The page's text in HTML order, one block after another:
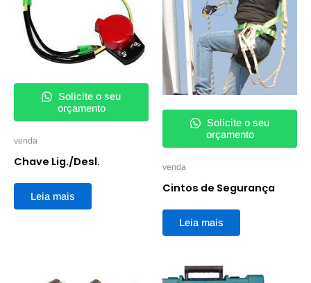
Solicite o seu
orçamento
venda
Chave Lig./Desl.
Leia mais
Solicite o seu
orçamento
venda
Cintos de Segurança
Leia mais